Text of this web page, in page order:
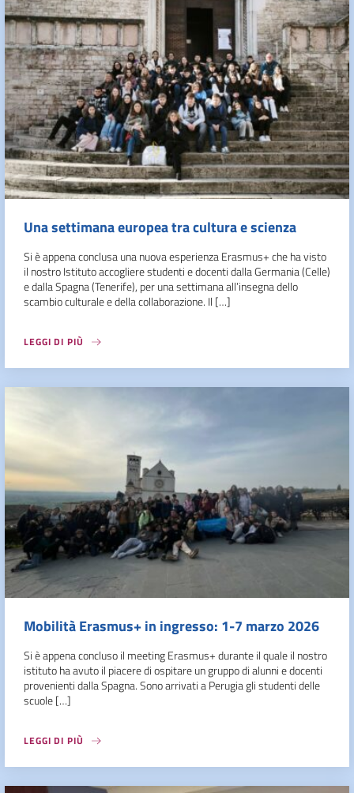
Una settimana europea tra cultura e scienza
Si è appena conclusa una nuova esperienza Erasmus+ che ha visto
il nostro Istituto accogliere studenti e docenti dalla Germania (Celle)
e dalla Spagna (Tenerife), per una settimana all’insegna dello
scambio culturale e della collaborazione. Il […]
LEGGI DI PIÙ
Mobilità Erasmus+ in ingresso: 1-7 marzo 2026
Si è appena concluso il meeting Erasmus+ durante il quale il nostro
istituto ha avuto il piacere di ospitare un gruppo di alunni e docenti
provenienti dalla Spagna. Sono arrivati a Perugia gli studenti delle
scuole […]
LEGGI DI PIÙ